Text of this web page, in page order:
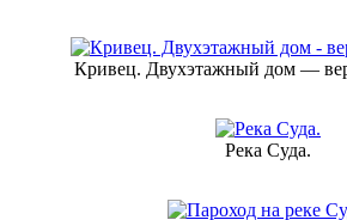
Кривец. Двухэтажный дом —
Река Суда.